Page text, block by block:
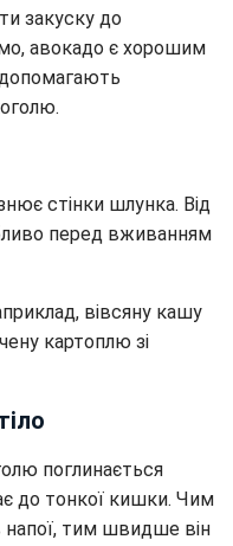
закуску до
авокадо є хорошим
стінки шлунка. Від
перед вживанням
вівсяну кашу
картоплю зі
поглинається
до тонкої кишки. Чим
напої, тим швидше він